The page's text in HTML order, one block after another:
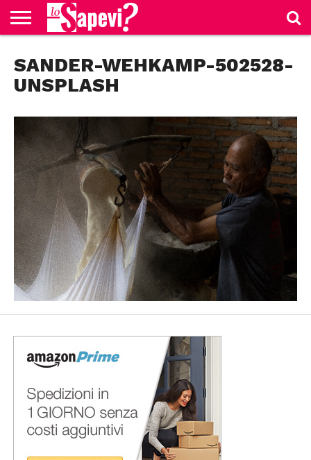
BENESSERE
GOSSIP
PRODOTTI
AMAZON
NEWS
CASA E
CUCINA
SANDER-WEHKAMP-502528-
UNSPLASH